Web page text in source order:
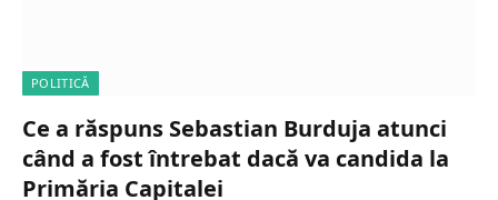
POLITICĂ
Ce a răspuns Sebastian Burduja atunci
când a fost întrebat dacă va candida la
Primăria Capitalei